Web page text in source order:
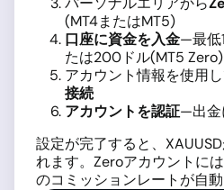
(MT4またはMT5)
口座に資金を入金—最低
たは200ドル(MT5 Zero)
アカウント情報を使用
接続
アカウントを認証—出金
設定が完了すると、
れます。Zeroアカウントに
のコミッションレートが自動